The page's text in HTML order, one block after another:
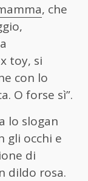
, che
toy, si
con lo
O forse sì”.
lo slogan
gli occhi e
di
dildo rosa.